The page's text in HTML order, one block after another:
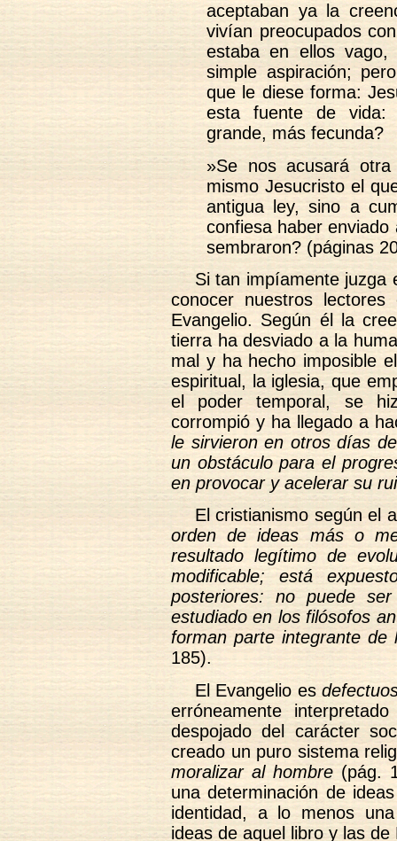
aceptaban ya la
vivían preocupados
estaba en ellos
simple aspiración;
que le diese forma:
esta fuente de vida:
grande, más fecunda?
»Se nos acusará
mismo Jesucristo el
antigua ley, sino a
confiesa haber
sembraron? (páginas
Si tan impíamente juzga
conocer nuestros
Evangelio. Según él la
tierra ha desviado a la
mal y ha hecho imposible
espiritual, la iglesia, que
el poder temporal, se
corrompió y ha llegado a
le sirvieron en otros días
un obstáculo para el
en provocar y acelerar su
El cristianismo según el
orden de ideas más o
resultado legítimo de
modificable; está
posteriores: no puede
estudiado en los filósofos
forman parte integrante
185).
El Evangelio es
erróneamente
despojado del carácter
creado un puro sistema
moralizar al hombre (pág.
una determinación de
identidad, a lo menos
ideas de aquel libro y las